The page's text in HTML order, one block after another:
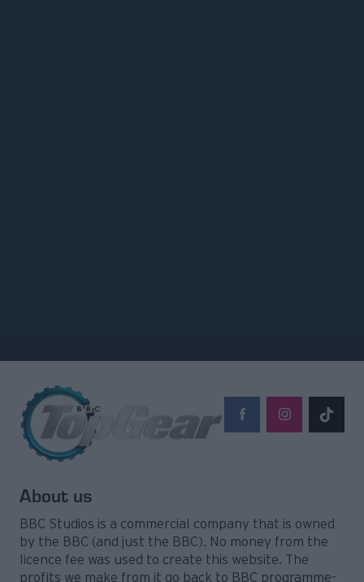
Σχετικά με εμάς
Επικοινωνήστε μαζί μας
Διαφημιστείτε
Όροι Χρήσης - Πολιτική Απορρήτου
About us
BBC Studios is a commercial company that is owned
by the BBC (and just the BBC). No money from the
licence fee was used to create this website. The
profits we make from it go back to BBC programme-